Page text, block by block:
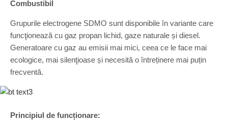
Combustibil
Grupurile electrogene SDMO sunt disponibile în variante care
funcţionează cu gaz propan lichid, gaze naturale și diesel.
Generatoare cu gaz au emisii mai mici, ceea ce le face mai
ecologice, mai silenţioase și necesită o întreținere mai puțin
frecventă.
Principiul de funcționare: